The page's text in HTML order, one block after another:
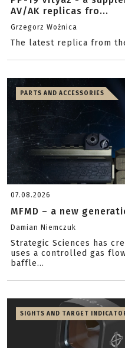
AV/AK replicas fro...
Grzegorz Woźnica
The latest replica from
PARTS AND ACCESSORIES
07.08.2026
MFMD – a new
Damian Niemczuk
Strategic Sciences has
uses a controlled gas
baffle...
SIGHTS AND TARGET